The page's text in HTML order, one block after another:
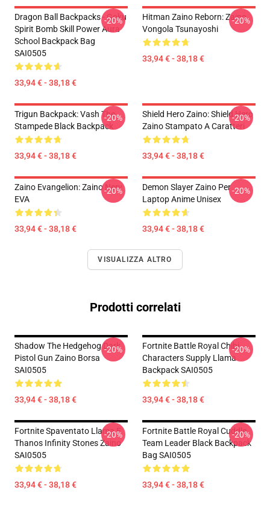
Dragon Ball Backpacks - Goku
Spirit Bomb Skill Power Aura
School Backpack Bag
SAI0505
33,94 € - 38,18 €
-20%
Hitman Zaino Reborn: Zaino
Vongola Tsunayoshi
33,94 € - 38,18 €
-20%
Trigun Backpack: Vash The
Stampede Black Backpack
33,94 € - 38,18 €
-20%
Shield Hero Zaino: Shield Hero
Zaino Stampato A Caratteri
33,94 € - 38,18 €
-20%
Zaino Evangelion: Zaino Nerv
EVA
33,94 € - 38,18 €
-20%
Demon Slayer Zaino Per
Laptop Anime Unisex
33,94 € - 38,18 €
-20%
VISUALIZZA ALTRO
Prodotti correlati
Shadow The Hedgehog Dark
Pistol Gun Zaino Borsa
SAI0505
33,94 € - 38,18 €
-20%
Fortnite Battle Royal Chibi
Characters Supply Llama
Backpack SAI0505
33,94 € - 38,18 €
-20%
Fortnite Spaventato Llama E
Thanos Infinity Stones Zaino
SAI0505
33,94 € - 38,18 €
-20%
Fortnite Battle Royal Cuddle
Team Leader Black Backpack
Bag SAI0505
33,94 € - 38,18 €
-20%